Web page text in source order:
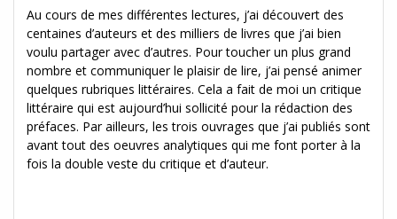
Au cours de mes différentes lectures, j’ai découvert des
centaines d’auteurs et des milliers de livres que j’ai bien
voulu partager avec d’autres. Pour toucher un plus grand
nombre et communiquer le plaisir de lire, j’ai pensé animer
quelques rubriques littéraires. Cela a fait de moi un critique
littéraire qui est aujourd’hui sollicité pour la rédaction des
préfaces. Par ailleurs, les trois ouvrages que j’ai publiés sont
avant tout des oeuvres analytiques qui me font porter à la
fois la double veste du critique et d’auteur.